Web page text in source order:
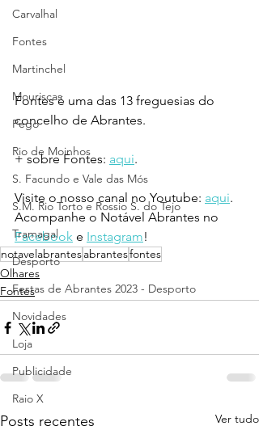
Carvalhal
Fontes
Martinchel
Mouriscas
Pego
Rio de Moinhos
S. Facundo e Vale das Mós
S.M. Rio Torto e Rossio S. do Tejo
Tramagal
Desporto
Festas de Abrantes 2023 - Desporto
Novidades
Loja
Publicidade
Raio X
Fontes é uma das 13 freguesias do
concelho de Abrantes.
+ sobre Fontes: aqui.
Visite o nosso canal no Youtube: aqui.
Acompanhe o Notável Abrantes no
Facebook e Instagram!
notavelabrantesabrantesfontes
Olhares
Fontes
Posts recentes Ver tudo